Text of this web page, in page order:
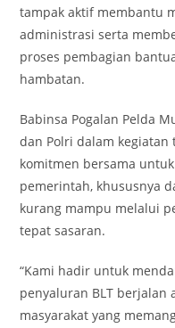
tampak aktif membantu
administrasi serta
proses pembagian
hambatan.
Babinsa Pogalan Pelda
dan Polri dalam
komitmen bersama
pemerintah, khususnya
kurang mampu melalui
tepat sasaran.
“Kami hadir untuk
penyaluran BLT berjalan
masyarakat yang